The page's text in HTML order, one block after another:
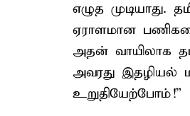
எழுத முடியாது.
ஏராளமான
அதன் வாயிலாக
அவரது இதழியல்
உறுதியேற்போம்!”